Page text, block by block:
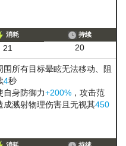
消耗
21
持续
20
围所有目标晕眩无法移动、阻
4秒
自身防御力+200% ，攻击范
成溅射物理伤害且无视其450